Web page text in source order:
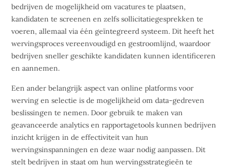
bedrijven de mogelijkheid om vacatures te plaatsen,
kandidaten te screenen en zelfs sollicitatiegesprekken te
voeren, allemaal via één geïntegreerd systeem. Dit heeft het
wervingsproces vereenvoudigd en gestroomlijnd, waardoor
bedrijven sneller geschikte kandidaten kunnen identificeren
en aannemen.
Een ander belangrijk aspect van online platforms voor
werving en selectie is de mogelijkheid om data-gedreven
beslissingen te nemen. Door gebruik te maken van
geavanceerde analytics en rapportagetools kunnen bedrijven
inzicht krijgen in de effectiviteit van hun
wervingsinspanningen en deze waar nodig aanpassen. Dit
stelt bedrijven in staat om hun wervingsstrategieën te